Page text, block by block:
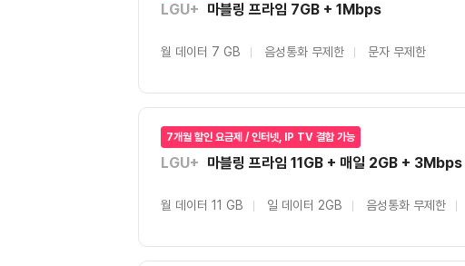
LGU+ 마블링 프라임 7GB + 1Mbps
월 데이터 7 GB 음성통화 무제한 문자 무제한
7개월 할인 요금제 / 인터넷, IP TV 결합 가능
LGU+ 마블링 프라임 11GB + 매일 2GB + 3Mbps
월 데이터 11 GB 일 데이터 2GB 음성통화 무제한